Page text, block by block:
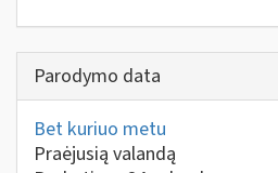
Parodymo data
Bet kuriuo metu
Praėjusią valandą